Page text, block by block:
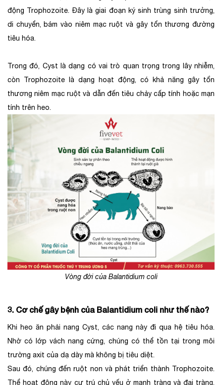
động Trophozoite. Đây là giai đoạn ký sinh trùng sinh trưởng,
di chuyển, bám vào niêm mạc ruột và gây tổn thương đường
tiêu hóa.
Trong đó, Cyst là dạng có vai trò quan trọng trong lây nhiễm,
còn Trophozoite là dạng hoạt động, có khả năng gây tổn
thương niêm mạc ruột và dẫn đến tiêu chảy cấp tính hoặc mạn
tính trên heo.
Vòng đời của Balantidium coli
3. Cơ chế gây bệnh của Balantidium coli như thế nào?
Khi heo ăn phải nang Cyst, các nang này đi qua hệ tiêu hóa.
Nhờ có lớp vách nang cứng, chúng có thể tồn tại trong môi
trường axit của dạ dày mà không bị tiêu diệt.
Sau đó, chúng đến ruột non và phát triển thành Trophozoite.
Thể hoạt động này cư trú chủ yếu ở manh tràng và đại tràng.